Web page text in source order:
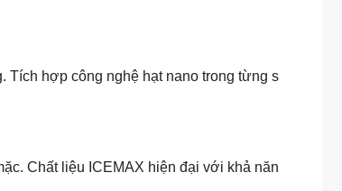
Tích hợp công nghệ hạt nano trong từng s
Chất liệu ICEMAX hiện đại với khả năn